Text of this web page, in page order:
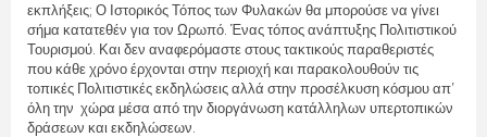
εκπλήξεις; Ο Ιστορικός Τόπος των Φυλακών θα μπορούσε να γίνει
σήμα κατατεθέν για τον Ωρωπό. Ένας τόπος ανάπτυξης Πολιτιστικού
Τουρισμού. Και δεν αναφερόμαστε στους τακτικούς παραθεριστές
που κάθε χρόνο έρχονται στην περιοχή και παρακολουθούν τις
τοπικές Πολιτιστικές εκδηλώσεις αλλά στην προσέλκυση κόσμου απ’
όλη την χώρα μέσα από την διοργάνωση κατάλληλων υπερτοπικών
δράσεων και εκδηλώσεων.